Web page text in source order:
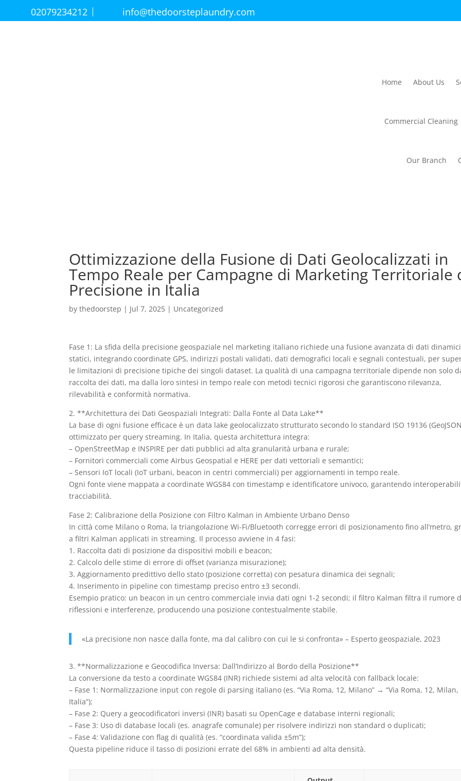
02079234212 info@thedoorsteplaundry.com
Home About Us
Commercial Cleaning
Our Branch
Ottimizzazione della Fusione di Dati Geolocalizzati in
Tempo Reale per Campagne di Marketing Territoriale
Precisione in Italia
bythedoorstep | Jul 7, 2025 | Uncategorized
Fase 1: La sfida della precisione geospaziale nel marketing italiano richiede una fusione avanzata di dati
statici, integrando coordinate GPS, indirizzi postali validati, dati demografici locali e segnali contestuali, per
le limitazioni di precisione tipiche dei singoli dataset. La qualità di una campagna territoriale dipende non solo
raccolta dei dati, ma dalla loro sintesi in tempo reale con metodi tecnici rigorosi che garantiscono rilevanza,
rilevabilità e conformità normativa.
2. **Architettura dei Dati Geospaziali Integrati: Dalla Fonte al Data Lake**
La base di ogni fusione efficace è un data lake geolocalizzato strutturato secondo lo standard ISO 19136
ottimizzato per query streaming. In Italia, questa architettura integra:
– OpenStreetMap e INSPIRE per dati pubblici ad alta granularità urbana e rurale;
– Fornitori commerciali come Airbus Geospatial e HERE per dati vettoriali e semantici;
– Sensori IoT locali (IoT urbani, beacon in centri commerciali) per aggiornamenti in tempo reale.
Ogni fonte viene mappata a coordinate WGS84 con timestamp e identificatore univoco, garantendo
tracciabilità.
Fase 2: Calibrazione della Posizione con Filtro Kalman in Ambiente Urbano Denso
In città come Milano o Roma, la triangolazione Wi-Fi/Bluetooth corregge errori di posizionamento fino all’metro,
a filtri Kalman applicati in streaming. Il processo avviene in 4 fasi:
1. Raccolta dati di posizione da dispositivi mobili e beacon;
2. Calcolo delle stime di errore di offset (varianza misurazione);
3. Aggiornamento predittivo dello stato (posizione corretta) con pesatura dinamica dei segnali;
4. Inserimento in pipeline con timestamp preciso entro ±3 secondi.
Esempio pratico: un beacon in un centro commerciale invia dati ogni 1-2 secondi; il filtro Kalman filtra il rumore
riflessioni e interferenze, producendo una posizione contestualmente stabile.
«La precisione non nasce dalla fonte, ma dal calibro con cui le si confronta» – Esperto geospaziale, 2023
3. **Normalizzazione e Geocodifica Inversa: Dall’Indirizzo al Bordo della Posizione**
La conversione da testo a coordinate WGS84 (INR) richiede sistemi ad alta velocità con fallback locale:
– Fase 1: Normalizzazione input con regole di parsing italiano (es. “Via Roma, 12, Milano” → “Via Roma, 12, Milan,
Italia”);
– Fase 2: Query a geocodificatori inversi (INR) basati su OpenCage e database interni regionali;
– Fase 3: Uso di database locali (es. anagrafe comunale) per risolvere indirizzi non standard o duplicati;
– Fase 4: Validazione con flag di qualità (es. “coordinata valida ±5m”);
Questa pipeline riduce il tasso di posizioni errate del 68% in ambienti ad alta densità.